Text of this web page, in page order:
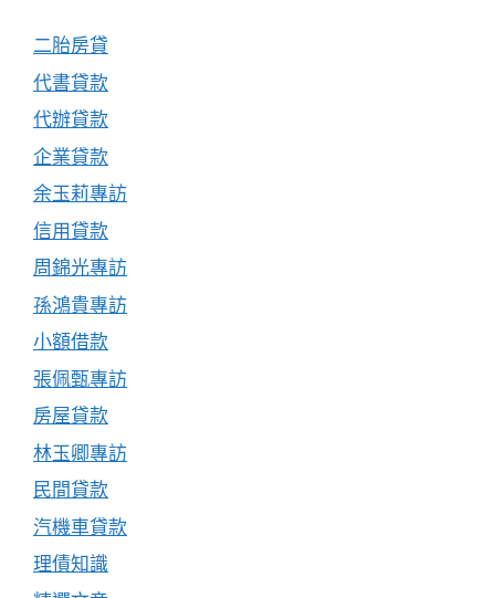
二胎房貸
代書貸款
代辦貸款
企業貸款
余玉莉專訪
信用貸款
周錦光專訪
孫鴻貴專訪
小額借款
張佩甄專訪
房屋貸款
林玉卿專訪
民間貸款
汽機車貸款
理債知識